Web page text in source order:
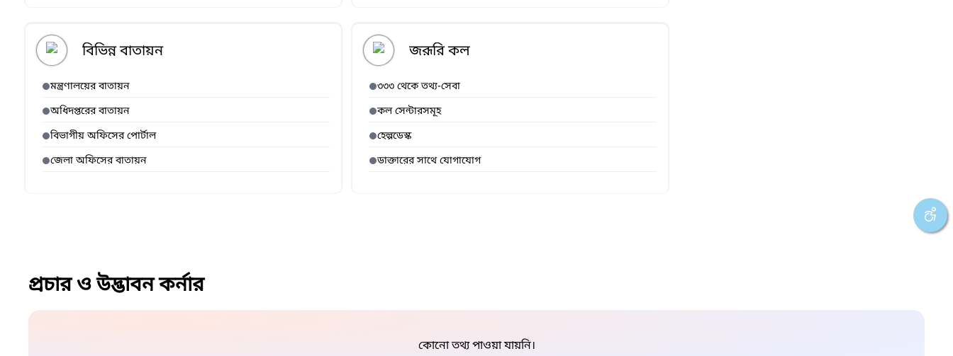
বিভিন্ন বাতায়ন
মন্ত্রণালয়ের বাতায়ন
অধিদপ্তরের বাতায়ন
বিভাগীয় অফিসের পোর্টাল
জেলা অফিসের বাতায়ন
জরূরি কল
৩৩৩ থেকে তথ্য-সেবা
কল সেন্টারসমূহ
হেল্পডেস্ক
ডাক্তারের সাথে যোগাযোগ
প্রচার ও উদ্ভাবন কর্নার
কোনো তথ্য পাওয়া যায়নি।